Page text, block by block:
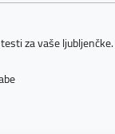
za vaše